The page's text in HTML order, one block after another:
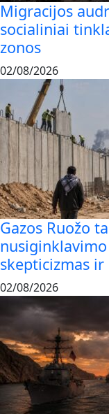
Migracijos
socialiniai
zonos
02/08/2026
Gazos Ruožo
skepticizmas ir
02/08/2026